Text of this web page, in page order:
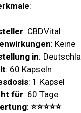
:
: CBDVital
: Keine
in:
: 60 Kapseln
: 1 Kapsel
für: 60 Tage
: ⭐⭐⭐⭐⭐